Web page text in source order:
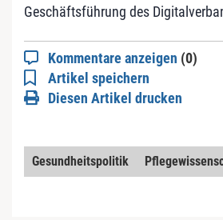
Geschäftsführung des
Kommentare anzeigen (0)
Artikel speichern
Diesen Artikel drucken
Gesundheitspolitik